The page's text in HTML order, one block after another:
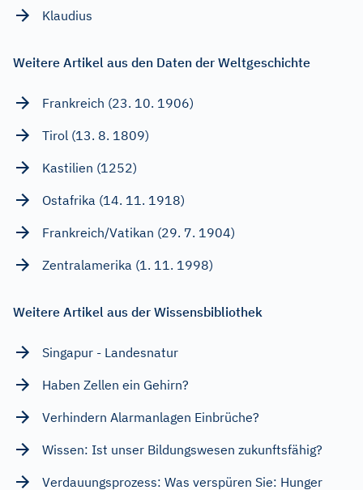
Klaudius
Weitere Artikel aus den Daten der Weltgeschichte
Frankreich (23. 10. 1906)
Tirol (13. 8. 1809)
Kastilien (1252)
Ostafrika (14. 11. 1918)
Frankreich/Vatikan (29. 7. 1904)
Zentralamerika (1. 11. 1998)
Weitere Artikel aus der Wissensbibliothek
Singapur - Landesnatur
Haben Zellen ein Gehirn?
Verhindern Alarmanlagen Einbrüche?
Wissen: Ist unser Bildungswesen zukunftsfähig?
Verdauungsprozess: Was verspüren Sie: Hunger